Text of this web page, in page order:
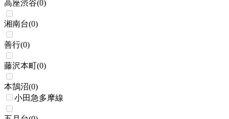
高座渋谷(0)
湘南台(0)
善行(0)
藤沢本町(0)
本鵠沼(0)
小田急多摩線